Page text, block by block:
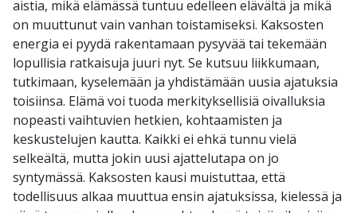
aistia, mikä elämässä tuntuu edelleen elävältä ja mikä
on muuttunut vain vanhan toistamiseksi. Kaksosten
energia ei pyydä rakentamaan pysyvää tai tekemään
lopullisia ratkaisuja juuri nyt. Se kutsuu liikkumaan,
tutkimaan, kyselemään ja yhdistämään uusia ajatuksia
toisiinsa. Elämä voi tuoda merkityksellisiä oivalluksia
nopeasti vaihtuvien hetkien, kohtaamisten ja
keskustelujen kautta. Kaikki ei ehkä tunnu vielä
selkeältä, mutta jokin uusi ajattelutapa on jo
syntymässä. Kaksosten kausi muistuttaa, että
todellisuus alkaa muuttua ensin ajatuksissa, kielessä ja